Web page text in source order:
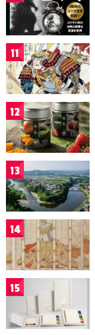
11
12
13
14
15